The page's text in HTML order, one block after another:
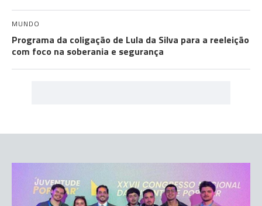
MUNDO
Programa da coligação de Lula da Silva para a reeleição
com foco na soberania e segurança